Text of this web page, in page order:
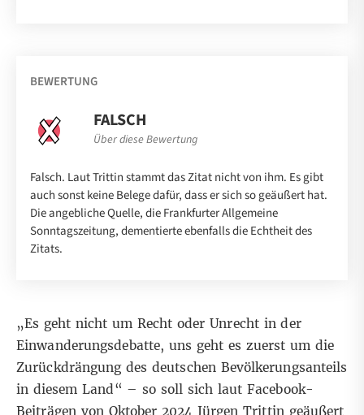
BEWERTUNG
FALSCH
Über diese Bewertung
Falsch. Laut Trittin stammt das Zitat nicht von ihm. Es gibt
auch sonst keine Belege dafür, dass er sich so geäußert hat.
Die angebliche Quelle, die Frankfurter Allgemeine
Sonntagszeitung, dementierte ebenfalls die Echtheit des
Zitats.
„Es geht nicht um Recht oder Unrecht in der
Einwanderungsdebatte, uns geht es zuerst um die
Zurückdrängung des deutschen Bevölkerungsanteils
in diesem Land“ – so soll sich laut Facebook-
Beiträgen von Oktober 2024 Jürgen Trittin geäußert